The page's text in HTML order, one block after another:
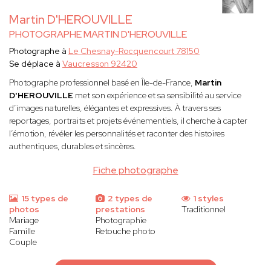
Martin D'HEROUVILLE
PHOTOGRAPHE MARTIN D'HEROUVILLE
Fiche photographe
Photographe à Le Chesnay-Rocquencourt 78150
Se déplace à Vaucresson 92420
Photographe professionnel basé en Île-de-France, Martin
D'HEROUVILLE met son expérience et sa sensibilité au service
d’images naturelles, élégantes et expressives. À travers ses
reportages, portraits et projets événementiels, il cherche à capter
l’émotion, révéler les personnalités et raconter des histoires
authentiques, durables et sincères.
15 types de
photos
Mariage
Famille
Couple
2 types de
prestations
Photographie
Retouche photo
1 styles
Traditionnel